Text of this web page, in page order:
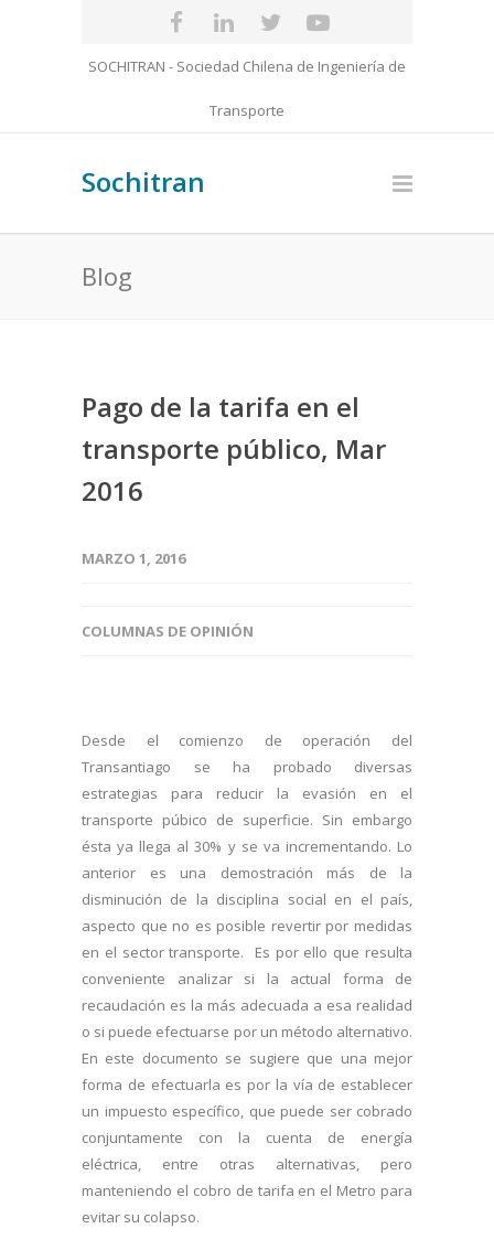
SOCHITRAN - Sociedad Chilena de Ingeniería de
Transporte
Sochitran
Blog
Pago de la tarifa en el
transporte público, Mar
2016
MARZO 1, 2016
COLUMNAS DE OPINIÓN
Desde el comienzo de operación del
Transantiago se ha probado diversas
estrategias para reducir la evasión en el
transporte púbico de superficie. Sin embargo
ésta ya llega al 30% y se va incrementando. Lo
anterior es una demostración más de la
disminución de la disciplina social en el país,
aspecto que no es posible revertir por medidas
en el sector transporte. Es por ello que resulta
conveniente analizar si la actual forma de
recaudación es la más adecuada a esa realidad
o si puede efectuarse por un método alternativo.
En este documento se sugiere que una mejor
forma de efectuarla es por la vía de establecer
un impuesto específico, que puede ser cobrado
conjuntamente con la cuenta de energía
eléctrica, entre otras alternativas, pero
manteniendo el cobro de tarifa en el Metro para
evitar su colapso.